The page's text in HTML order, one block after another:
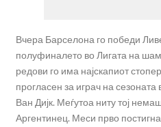
Вчера Барселона го победи
полуфиналето во Лигата на
редови го има најскапиот
прогласен за играч на
Ван Дијк. Меѓутоа ниту тој
Аргентинец. Меси прво